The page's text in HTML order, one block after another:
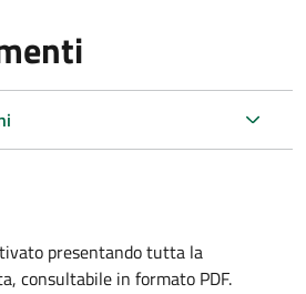
presentando tutta la
consultabile in formato PDF.